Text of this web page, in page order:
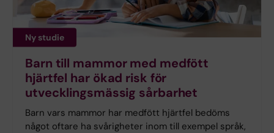
Ny studie
Barn till mammor med medfött
hjärtfel har ökad risk för
utvecklingsmässig sårbarhet
Barn vars mammor har medfött hjärtfel bedöms
något oftare ha svårigheter inom till exempel språk,